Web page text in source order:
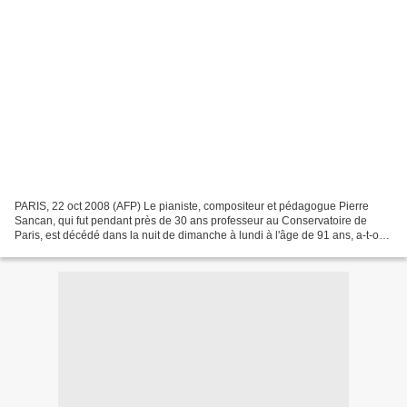
PARIS, 22 oct 2008 (AFP) Le pianiste, compositeur et pédagogue Pierre
Sancan, qui fut pendant près de 30 ans professeur au Conservatoire de
Paris, est décédé dans la nuit de dimanche à lundi à l'âge de 91 ans, a-t-on